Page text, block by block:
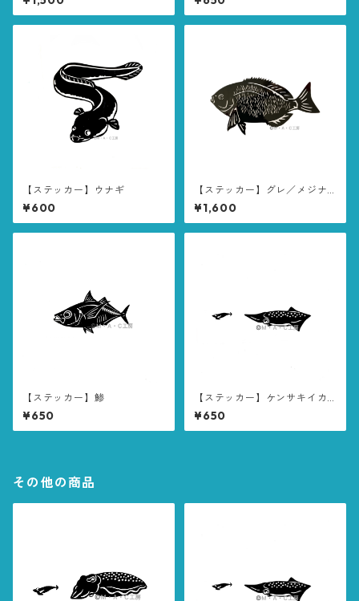
【ステッカー】ウナギ
¥600
【ステッカー】グレ／メジナ 2
0cm
¥1,600
【ステッカー】鯵
¥650
【ステッカー】ケンサキイカ&
エギ
¥650
その他の商品